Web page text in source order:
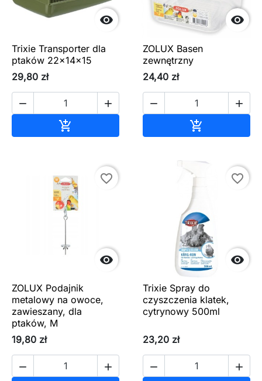

Trixie Transporter dla
ptaków 22x14x15
29,80 zł
 


ZOLUX Basen
zewnętrzny
24,40 zł
 


favorite_border
ZOLUX Podajnik
metalowy na owoce,
zawieszany, dla
ptaków, M
19,80 zł
 

favorite_border
Trixie Spray do
czyszczenia klatek,
cytrynowy 500ml
23,20 zł
 